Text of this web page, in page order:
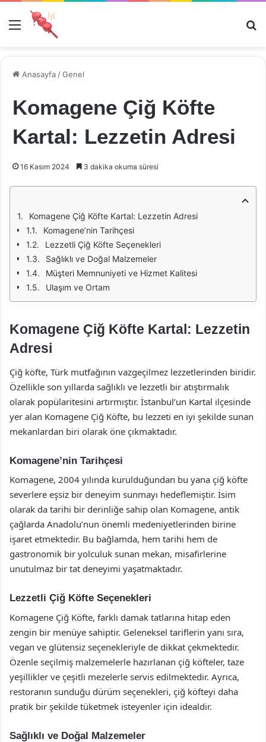
Menü
Anasayfa /Genel
Komagene Çiğ Köfte
Kartal: Lezzetin Adresi
16 Kasım 2024 3 dakika okuma süresi
Komagene Çiğ Köfte Kartal: Lezzetin Adresi
Komagene’nin Tarihçesi
Lezzetli Çiğ Köfte Seçenekleri
Sağlıklı ve Doğal Malzemeler
Müşteri Memnuniyeti ve Hizmet Kalitesi
Ulaşım ve Ortam
Komagene Çiğ Köfte Kartal: Lezzetin
Adresi
Çiğ köfte, Türk mutfağının vazgeçilmez lezzetlerinden biridir.
Özellikle son yıllarda sağlıklı ve lezzetli bir atıştırmalık
olarak popülaritesini artırmıştır. İstanbul’un Kartal ilçesinde
yer alan Komagene Çiğ Köfte, bu lezzeti en iyi şekilde sunan
mekanlardan biri olarak öne çıkmaktadır.
Komagene’nin Tarihçesi
Komagene, 2004 yılında kurulduğundan bu yana çiğ köfte
severlere eşsiz bir deneyim sunmayı hedeflemiştir. İsim
olarak da tarihi bir derinliğe sahip olan Komagene, antik
çağlarda Anadolu’nun önemli medeniyetlerinden birine
işaret etmektedir. Bu bağlamda, hem tarihi hem de
gastronomik bir yolculuk sunan mekan, misafirlerine
unutulmaz bir tat deneyimi yaşatmaktadır.
Lezzetli Çiğ Köfte Seçenekleri
Komagene Çiğ Köfte, farklı damak tatlarına hitap eden
zengin bir menüye sahiptir. Geleneksel tariflerin yanı sıra,
vegan ve glütensiz seçenekleriyle de dikkat çekmektedir.
Özenle seçilmiş malzemelerle hazırlanan çiğ köfteler, taze
yeşillikler ve çeşitli mezelerle servis edilmektedir. Ayrıca,
restoranın sunduğu dürüm seçenekleri, çiğ köfteyi daha
pratik bir şekilde tüketmek isteyenler için idealdir.
Sağlıklı ve Doğal Malzemeler